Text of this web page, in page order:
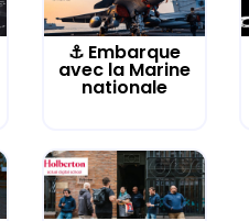
⚓️ Embarque
avec la Marine
nationale